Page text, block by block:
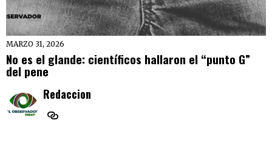
MARZO 31, 2026
No es el glande: científicos hallaron el “punto G”
del pene
Redaccion